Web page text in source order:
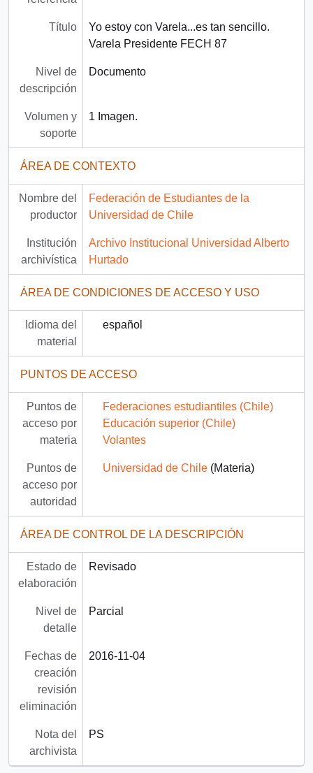
Título
Yo estoy con Varela...es tan sencillo.
Varela Presidente FECH 87
Nivel de
descripción
Documento
Volumen y
soporte
1 Imagen.
ÁREA DE CONTEXTO
Nombre del
productor
Federación de Estudiantes de la
Universidad de Chile
Institución
archivística
Archivo Institucional Universidad Alberto
Hurtado
ÁREA DE CONDICIONES DE ACCESO Y USO
Idioma del
material
español
PUNTOS DE ACCESO
Puntos de
acceso por
materia
Federaciones estudiantiles (Chile)
Educación superior (Chile)
Volantes
Puntos de
acceso por
autoridad
Universidad de Chile(Materia)
ÁREA DE CONTROL DE LA DESCRIPCIÓN
Estado de
elaboración
Revisado
Nivel de
detalle
Parcial
Fechas de
creación
revisión
eliminación
2016-11-04
Nota del
archivista
PS